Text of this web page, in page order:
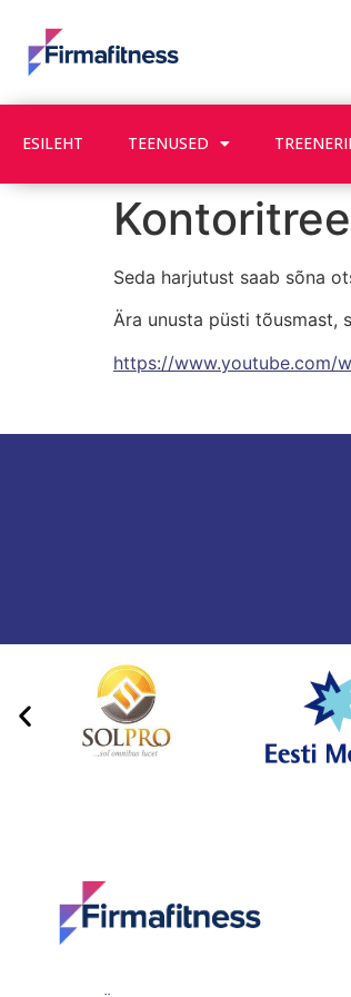
ESILEHT TEENUSED
Seda harjutust saab sõna
Ära unusta püsti tõusmast,
https://www.youtube.com/